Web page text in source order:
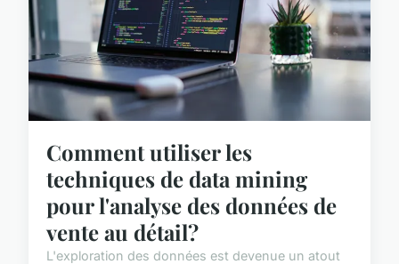
Comment utiliser les
techniques de data mining
pour l'analyse des données de
vente au détail?
L'exploration des données est devenue un atout